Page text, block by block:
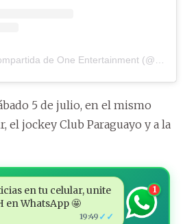
5 de julio, en el mismo
el jockey Club Paraguayo y a la
en tu celular, unite
en WhatsApp 🤩
19:49 ✓✓
1